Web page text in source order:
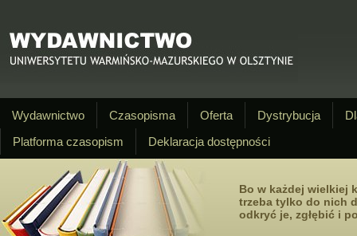
Wydawnictwo Czasopisma Oferta Dystrybucja
Platforma czasopism
Deklaracja dostępności
Bo w każdej wielkiej
trzeba tylko do nich
odkryć je, zgłębić i